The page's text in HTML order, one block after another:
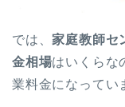
では、 家庭教師セ
金相場はいくらな
業料金になってい